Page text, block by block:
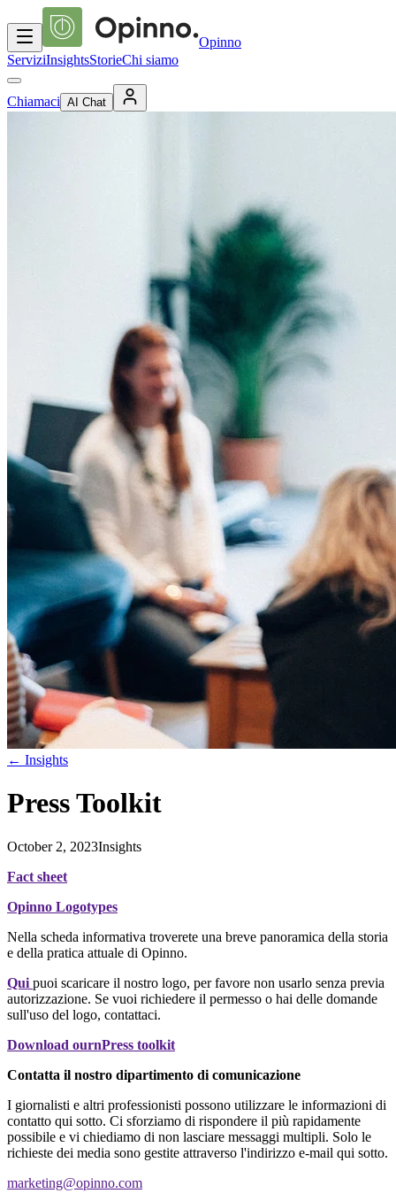
Opinno
ServiziInsightsStorieChi siamo
Chiamaci AI Chat
← Insights
Press Toolkit
October 2, 2023Insights
Fact sheet
Opinno Logotypes
Nella scheda informativa troverete una breve panoramica della storia
e della pratica attuale di Opinno.
Qui puoi scaricare il nostro logo, per favore non usarlo senza previa
autorizzazione. Se vuoi richiedere il permesso o hai delle domande
sull'uso del logo, contattaci.
Download ournPress toolkit
Contatta il nostro dipartimento di comunicazione
I giornalisti e altri professionisti possono utilizzare le informazioni di
contatto qui sotto. Ci sforziamo di rispondere il più rapidamente
possibile e vi chiediamo di non lasciare messaggi multipli. Solo le
richieste dei media sono gestite attraverso l'indirizzo e-mail qui sotto.
marketing@opinno.com